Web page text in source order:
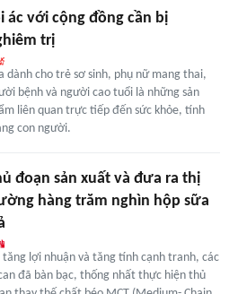
ác với cộng đồng cần bị
trị
dành cho trẻ sơ sinh, phụ nữ mang thai,
bệnh và người cao tuổi là những sản
liên quan trực tiếp đến sức khỏe, tính
con người.
đoạn sản xuất và đưa ra thị
hàng trăm nghìn hộp sữa
lợi nhuận và tăng tính cạnh tranh, các
đã bàn bạc, thống nhất thực hiện thủ